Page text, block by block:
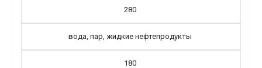
280
вода, пар, жидкие нефтепродукты
180